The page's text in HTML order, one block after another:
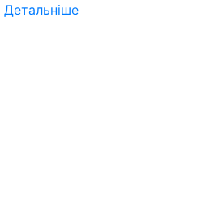
Детальніше